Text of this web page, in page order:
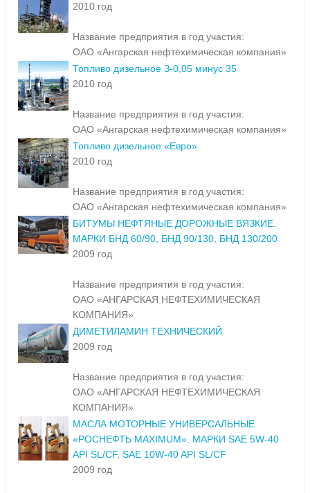
2010 год
Название предприятия в год участия:
ОАО «Ангарская нефтехимическая компания»
Топливо дизельное З-0,05 минус 35
2010 год
Название предприятия в год участия:
ОАО «Ангарская нефтехимическая компания»
Топливо дизельное «Евро»
2010 год
Название предприятия в год участия:
ОАО «Ангарская нефтехимическая компания»
БИТУМЫ НЕФТЯНЫЕ ДОРОЖНЫЕ ВЯЗКИЕ.
МАРКИ БНД 60/90, БНД 90/130, БНД 130/200
2009 год
Название предприятия в год участия:
ОАО «АНГАРСКАЯ НЕФТЕХИМИЧЕСКАЯ
КОМПАНИЯ»
ДИМЕТИЛАМИН ТЕХНИЧЕСКИЙ
2009 год
Название предприятия в год участия:
ОАО «АНГАРСКАЯ НЕФТЕХИМИЧЕСКАЯ
КОМПАНИЯ»
МАСЛА МОТОРНЫЕ УНИВЕРСАЛЬНЫЕ
«РОСНЕФТЬ MAXIMUM». МАРКИ SAE 5W-40
API SL/CF, SAE 10W-40 API SL/CF
2009 год